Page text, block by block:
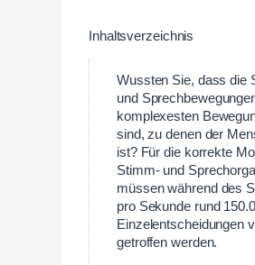
Inhaltsverzeichnis
Wussten Sie, dass die
und
komplexesten
sind, zu denen der
ist? Für die korrekte
Stimm- und
müssen während des
pro Sekunde rund
Einzelentscheidungen
getroffen werden.